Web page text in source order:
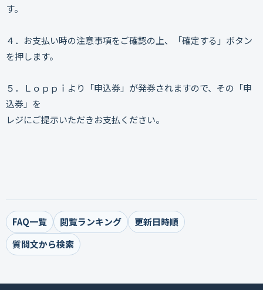
す。
４．お支払い時の注意事項をご確認の上、「確定する」ボタン
を押します。
５．Ｌｏｐｐｉより「申込券」が発券されますので、その「申
込券」を
レジにご提示いただきお支払ください。
FAQ一覧 閲覧ランキング
更新日時順
質問文から検索